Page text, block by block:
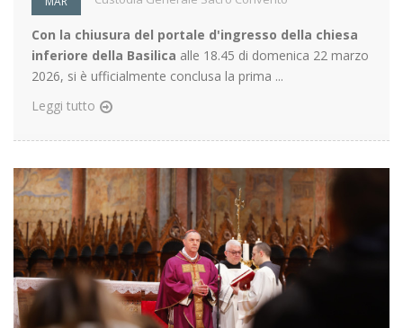
Con la chiusura del portale d'ingresso della chiesa
inferiore della Basilica alle 18.45 di domenica 22 marzo
2026, si è ufficialmente conclusa la prima ...
Leggi tutto